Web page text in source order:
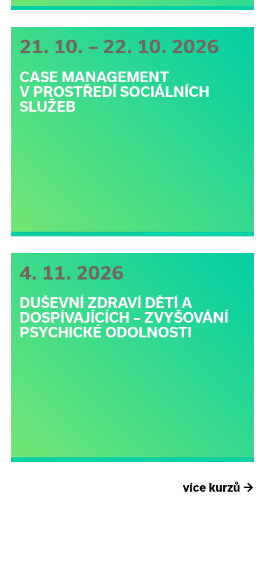
21. 10. – 22. 10. 2026
CASE MANAGEMENT
V PROSTŘEDÍ SOCIÁLNÍCH
SLUŽEB
4. 11. 2026
DUŠEVNÍ ZDRAVÍ DĚTÍ A
DOSPÍVAJÍCÍCH – ZVYŠOVÁNÍ
PSYCHICKÉ ODOLNOSTI
více kurzů →